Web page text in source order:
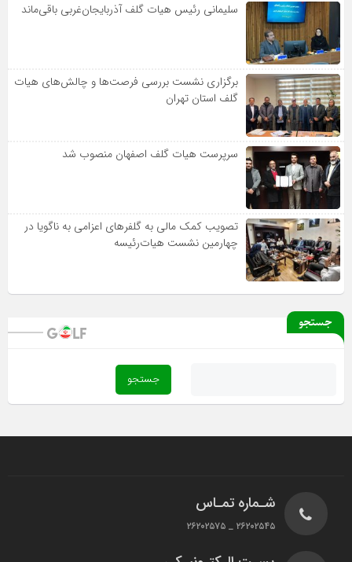
سلیمانی رئیس هیات گلف آذربایجان‌غربی باقی‌ماند
برگزاری نشست بررسی فرصت‌ها و چالش‌های هیات
گلف استان تهران
سرپرست هیات گلف اصفهان منصوب شد
تصویب کمک مالی به گلفرهای اعزامی به ناگویا در
چهارمین نشست هیات‌رئیسه
جستجو
شـماره تمـاس
۲۶۲۰۲۵۴۵ _ ۲۶۲۰۲۵۷۵